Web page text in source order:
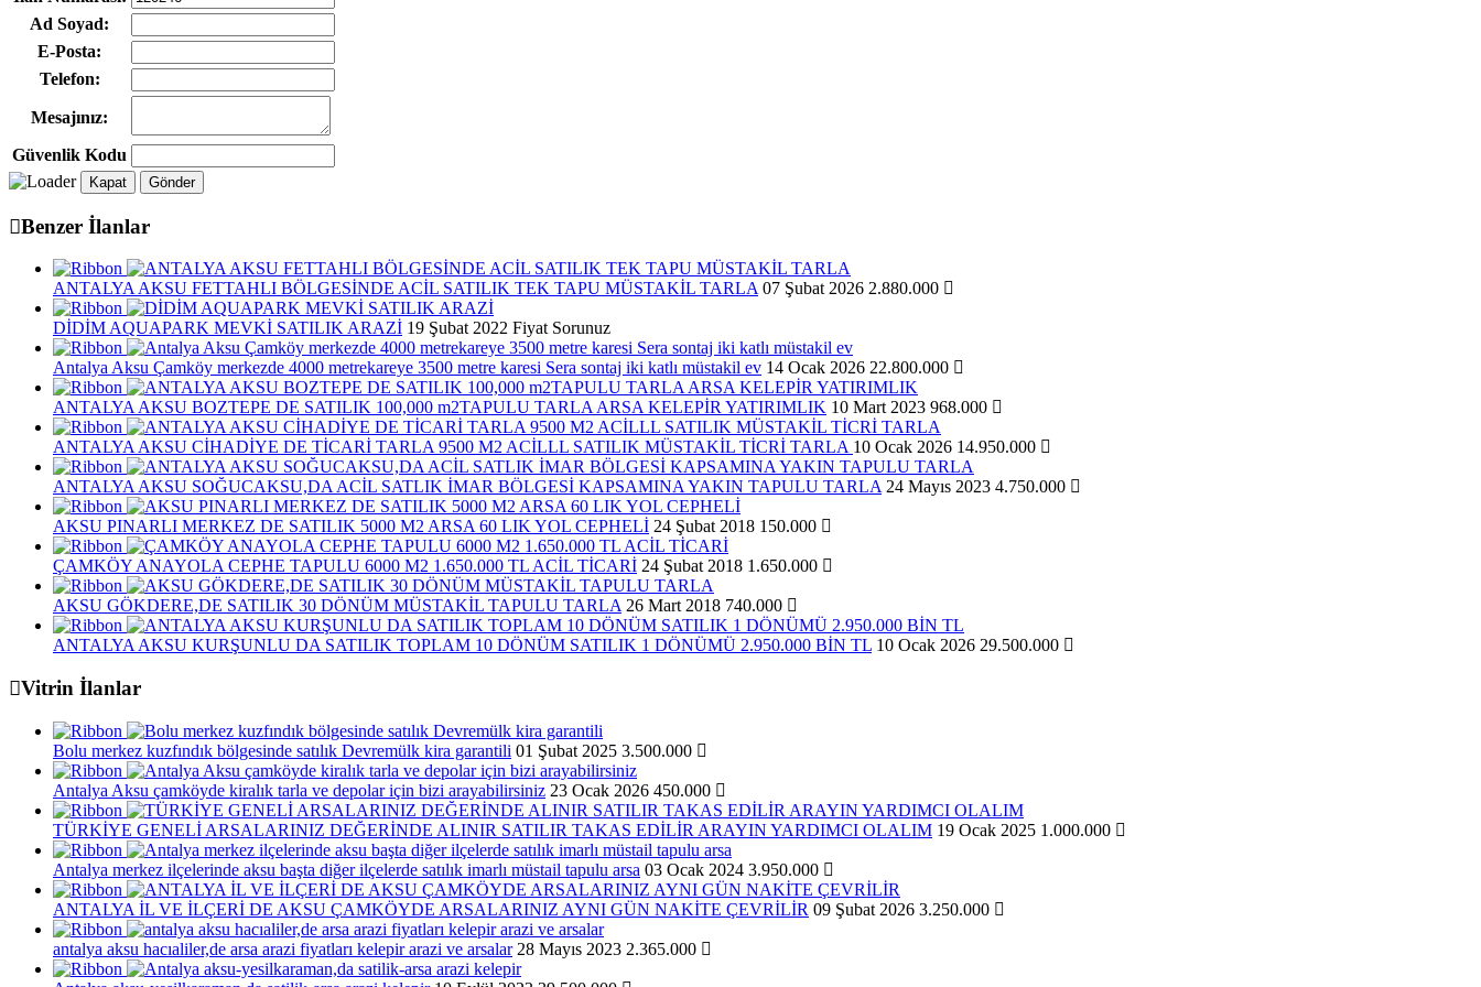
Ad Soyad:
E-Posta:
Telefon:
Mesajınız:
Güvenlik Kodu
Kapat Gönder
Benzer İlanlar
ANTALYA AKSU FETTAHLI BÖLGESİNDE ACİL SATILIK TEK TAPU MÜSTAKİL TARLA 07 Şubat 2026 2.880.000
DİDİM AQUAPARK MEVKİ SATILIK ARAZİ 19 Şubat 2022 Fiyat Sorunuz
Antalya Aksu Çamköy merkezde 4000 metrekareye 3500 metre karesi Sera sontaj iki katlı müstakil ev 14 Ocak 2026 22.800.000
ANTALYA AKSU BOZTEPE DE SATILIK 100,000 m2TAPULU TARLA ARSA KELEPİR YATIRIMLIK 10 Mart 2023 968.000
ANTALYA AKSU CİHADİYE DE TİCARİ TARLA 9500 M2 ACİLLL SATILIK MÜSTAKİL TİCRİ TARLA 10 Ocak 2026 14.950.000
ANTALYA AKSU SOĞUCAKSU,DA ACİL SATLIK İMAR BÖLGESİ KAPSAMINA YAKIN TAPULU TARLA 24 Mayıs 2023 4.750.000
AKSU PINARLI MERKEZ DE SATILIK 5000 M2 ARSA 60 LIK YOL CEPHELİ 24 Şubat 2018 150.000
ÇAMKÖY ANAYOLA CEPHE TAPULU 6000 M2 1.650.000 TL ACİL TİCARİ 24 Şubat 2018 1.650.000
AKSU GÖKDERE,DE SATILIK 30 DÖNÜM MÜSTAKİL TAPULU TARLA 26 Mart 2018 740.000
ANTALYA AKSU KURŞUNLU DA SATILIK TOPLAM 10 DÖNÜM SATILIK 1 DÖNÜMÜ 2.950.000 BİN TL 10 Ocak 2026 29.500.000
Vitrin İlanlar
Bolu merkez kuzfındık bölgesinde satılık Devremülk kira garantili 01 Şubat 2025 3.500.000
Antalya Aksu çamköyde kiralık tarla ve depolar için bizi arayabilirsiniz 23 Ocak 2026 450.000
TÜRKİYE GENELİ ARSALARINIZ DEĞERİNDE ALINIR SATILIR TAKAS EDİLİR ARAYIN YARDIMCI OLALIM 19 Ocak 2025 1.000.000
Antalya merkez ilçelerinde aksu başta diğer ilçelerde satılık imarlı müstail tapulu arsa 03 Ocak 2024 3.950.000
ANTALYA İL VE İLÇERİ DE AKSU ÇAMKÖYDE ARSALARINIZ AYNI GÜN NAKİTE ÇEVRİLİR 09 Şubat 2026 3.250.000
antalya aksu hacıaliler,de arsa arazi fiyatları kelepir arazi ve arsalar 28 Mayıs 2023 2.365.000